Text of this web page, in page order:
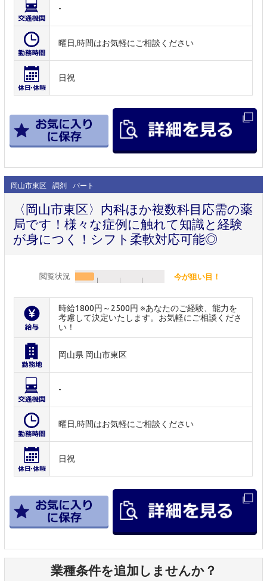
-
曜日,時間はお気軽にご相談ください
日祝
岡山市東区 調剤 パート
〈岡山市東区〉内科ほか複数科目応需の薬
局です！様々な症例に触れて知識と経験
が身につく！シフト柔軟対応可能◎
閲覧状況 今が狙い目！
時給1800円～2500円 ※あなたのご経験、能力を
考慮して決定いたします。お気軽にご相談くださ
い！
岡山県 岡山市東区
-
曜日,時間はお気軽にご相談ください
日祝
業種条件を追加しませんか？